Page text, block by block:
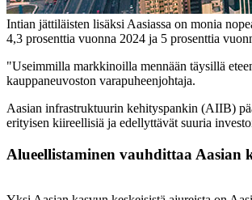
Intian jättiläisten lisäksi Aasiassa on monia
4,3 prosenttia vuonna 2024 ja 5 prosenttia
"Useimmilla markkinoilla mennään täysillä
kauppaneuvoston varapuheenjohtaja.
Aasian infrastruktuurin kehityspankin (AIIB)
erityisen kiireellisiä ja edellyttävät suuria
Alueellistaminen vauhdittaa Aasian